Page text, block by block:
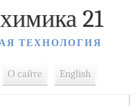
21
ТЕХНОЛОГИЯ
О сайте English